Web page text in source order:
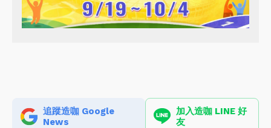
追蹤造咖 Google
News
加入造咖 LINE 好
友